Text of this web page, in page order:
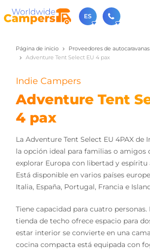
ES
+31 030-6974964
Contáctenos (de lunes a viernes de
sales@worldwidecampers.com
También puede contactarnos por email.
Página de inicio Proveedores de autocaravanas
Adventure Tent Select EU 4 pax
Indie Campers
Adventure Tent
4 pax
La Adventure Tent Select EU 4PAX de
la opción ideal para familias o amigos
explorar Europa con libertad y espíritu
Está disponible en varios países
Italia, España, Portugal, Francia e
Tiene capacidad para cuatro personas.
tienda de techo ofrece espacio para
estar interior se convierte en una
cocina compacta está equipada con